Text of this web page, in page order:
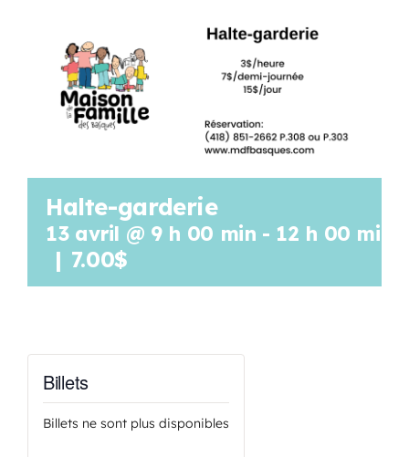
Mon Compte
OFFRES D’EMPLOI
Halte-garderie
13 avril @ 9 h 00 min - 12 h 00 min
| 7.00$
Billets
Billets ne sont plus disponibles